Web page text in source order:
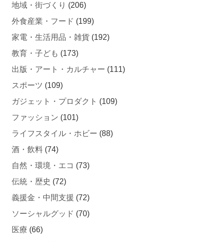
外食産業・フード(199)
家電・生活用品・雑貨(192)
教育・子ども(173)
出版・アート・カルチャー
スポーツ (109)
ガジェット・プロダクト
ファッション (101)
ライフスタイル・ホビー
酒・飲料 (74)
自然・環境・エコ
伝統・歴史 (72)
義援金・中間支援
ソーシャルグッド (70)
医療 (66)
ペット・動物